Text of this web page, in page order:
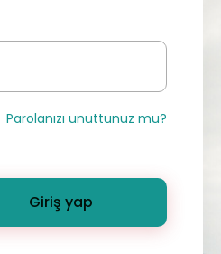
Parolanızı unuttunuz mu?
Giriş yap